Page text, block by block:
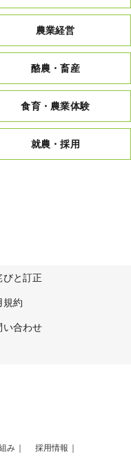
農業経営
酪農・畜産
食育・農業体験
就農・採用
びと訂正
規約
い合わせ
み
採用情報